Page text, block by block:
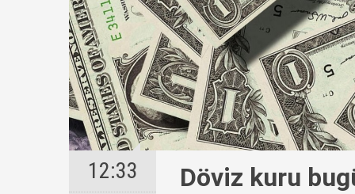
12:33 Döviz kuru